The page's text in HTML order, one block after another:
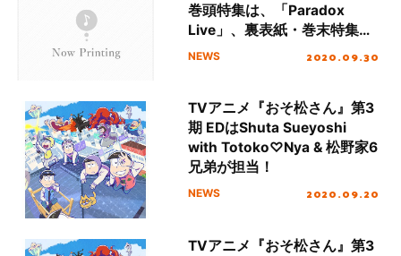
巻頭特集は、「Paradox
Live」、裏表紙・巻末特集は
TVアニメ「おそ松さん」に
NEWS 2020.09.30
TVアニメ『おそ松さん』第3
期 EDはShuta Sueyoshi
with Totoko♡Nya & 松野家6
兄弟が担当！
NEWS 2020.09.20
TVアニメ『おそ松さん』第3